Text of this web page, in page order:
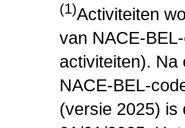
(1)Activiteiten
van NACE-
activiteiten). Na
NACE-BEL-
(versie 2025) is